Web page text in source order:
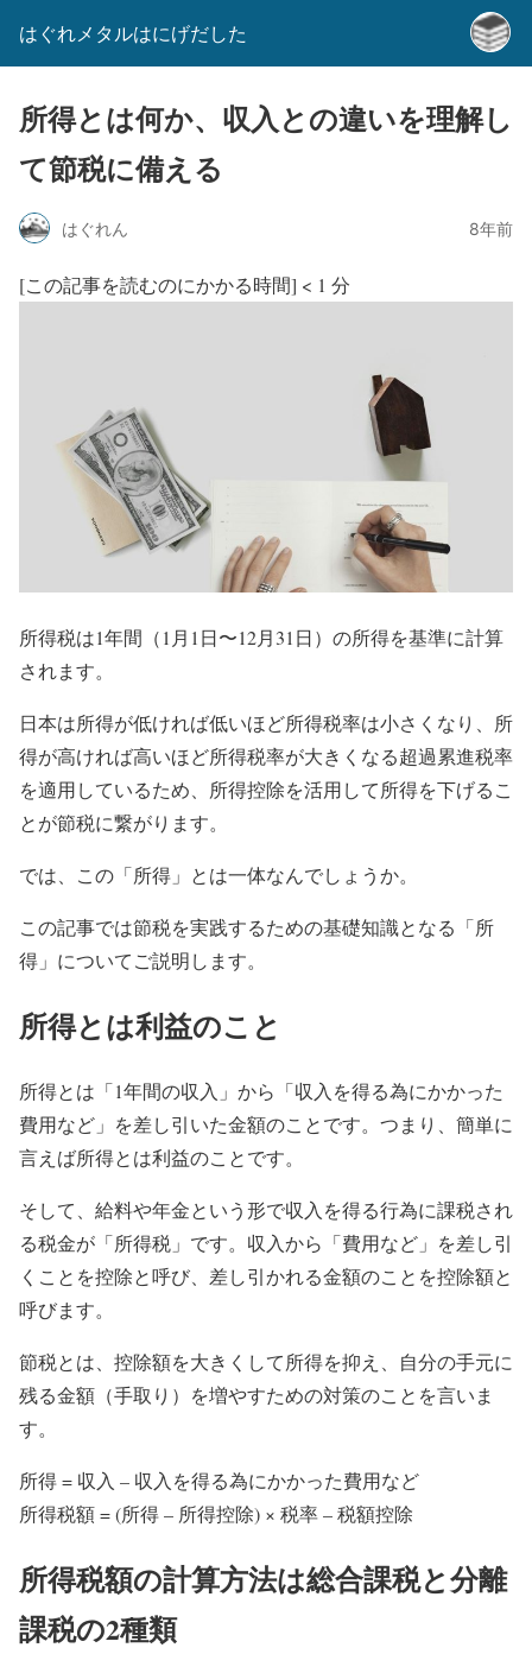
はぐれメタルはにげだした
所得とは何か、収入との違いを理解し
て節税に備える
はぐれん 8年前
[この記事を読むのにかかる時間] < 1 分
所得税は1年間（1月1日〜12月31日）の所得を基準に計算
されます。
日本は所得が低ければ低いほど所得税率は小さくなり、所
得が高ければ高いほど所得税率が大きくなる超過累進税率
を適用しているため、所得控除を活用して所得を下げるこ
とが節税に繋がります。
では、この「所得」とは一体なんでしょうか。
この記事では節税を実践するための基礎知識となる「所
得」についてご説明します。
所得とは利益のこと
所得とは「1年間の収入」から「収入を得る為にかかった
費用など」を差し引いた金額のことです。つまり、簡単に
言えば所得とは利益のことです。
そして、給料や年金という形で収入を得る行為に課税され
る税金が「所得税」です。収入から「費用など」を差し引
くことを控除と呼び、差し引かれる金額のことを控除額と
呼びます。
節税とは、控除額を大きくして所得を抑え、自分の手元に
残る金額（手取り）を増やすための対策のことを言いま
す。
所得 = 収入 – 収入を得る為にかかった費用など
所得税額 = (所得 – 所得控除) × 税率 – 税額控除
所得税額の計算方法は総合課税と分離
課税の2種類